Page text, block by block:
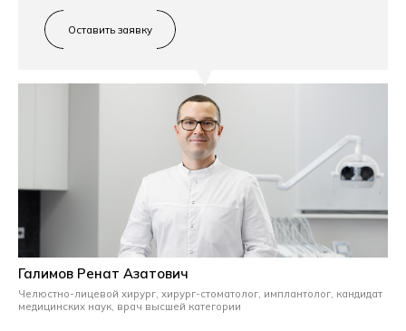
Оставить заявку
Галимов Ренат Азатович
Челюстно-лицевой хирург, хирург-стоматолог, имплантолог, кандидат
медицинских наук, врач высшей категории